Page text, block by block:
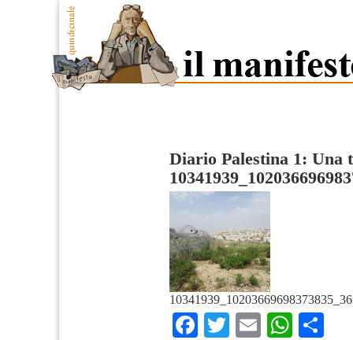
Diario Palestina 1: Una
Facebook
TwitterEmail